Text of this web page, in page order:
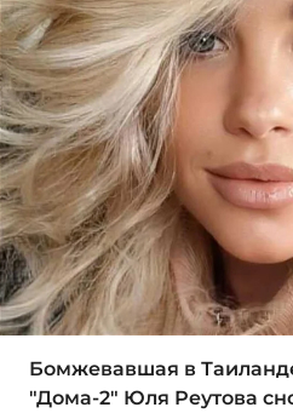
Бомжевавшая в
"Дома-2" Юля Реутова